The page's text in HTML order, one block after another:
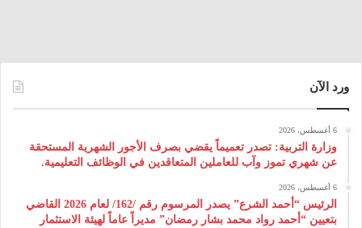
ورد الآن
6 أغسطس، 2026
وزارة التربية: تصدر تعميماً يقضي بصرف الأجور الشهرية المستحقة
عن شهري تموز وآب للعاملين المتعاقدين في الوظائف التعليمية.
6 أغسطس، 2026
الرئيس “أحمد الشرع” يصدر المرسوم رقم /162/ لعام 2026 ‌القاضي
بتعيين “أحمد رواد محمد بشار رمضان” مديراً عاماً لهيئة ‌الاستثمار